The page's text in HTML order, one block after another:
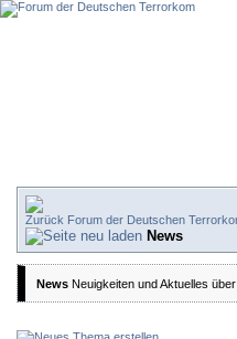
Forum der Deutschen
News
News Neuigkeiten und Aktuelles